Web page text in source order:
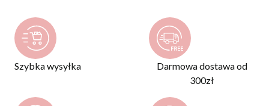
Szybka wysyłka
Darmowa dostawa od
300zł